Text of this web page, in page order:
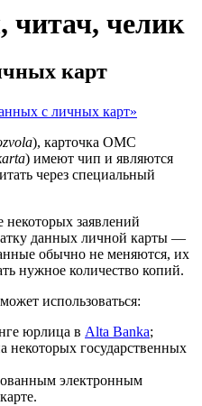
челик
карт
с личных карт»
), карточка ОМС
) имеют чип и являются
через специальный
некоторых заявлений
данных личной карты —
обычно не меняются, их
нужное количество копий.
использоваться:
юрлица в Alta Banka;
некоторых государственных
электронным